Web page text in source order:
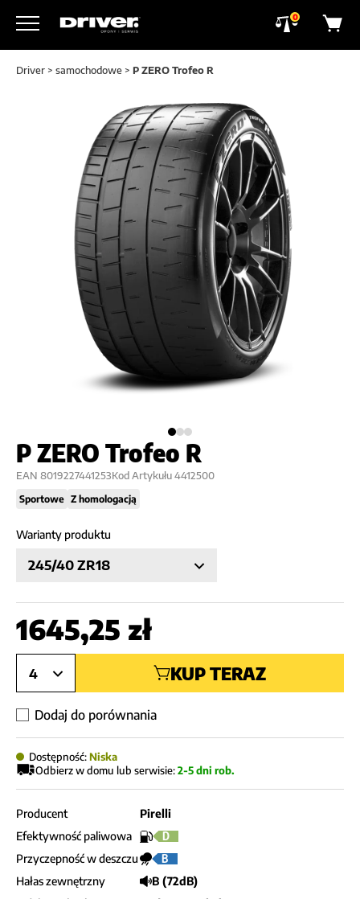
0
Driver > samochodowe > P ZERO Trofeo R
P ZERO Trofeo R
EAN 8019227441253Kod Artykułu 4412500
Sportowe Z homologacją
Warianty produktu
245/40 ZR18
1645,25 zł
4 KUP TERAZ
Dodaj do porównania
Dostępność:Niska
Odbierz w domu lub serwisie:2-5 dni rob.
Producent
Pirelli
Efektywność paliwowa
D
Przyczepność w deszczu B
Hałas zewnętrzny
B (72dB)